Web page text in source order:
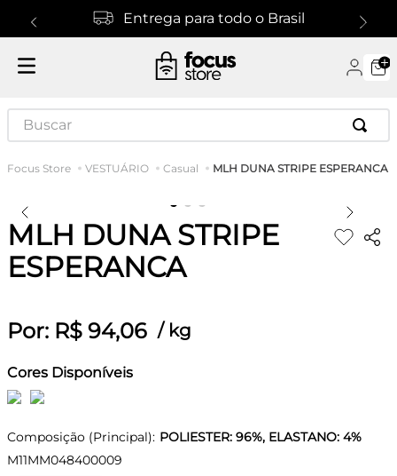
Entrega para todo o Brasil
Buscar
VESTUÁRIO Casual MLH DUNA STRIPE ESPERANCA
MLH DUNA STRIPE
ESPERANCA
Por: R$ 94,06 / kg
Cores Disponíveis
Composição (Principal): POLIESTER: 96%, ELASTANO: 4%
M11MM048400009